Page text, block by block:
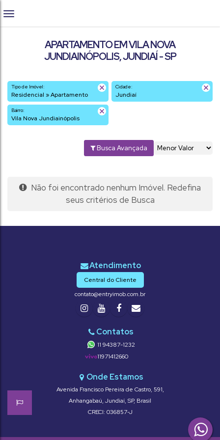
APARTAMENTO EM VILA NOVA
JUNDIAINÓPOLIS, JUNDIAÍ - SP
Tipo de Imóvel:
Residencial » Apartamento
Cidade:
Jundiaí
Bairro:
Vila Nova Jundiainópolis
Busca Avançada
Não foi encontrado nenhum Imóvel. Redefina
seus critérios de Busca
Central do Cliente
contato@entryimob.com.br
11 94387-1232
11971412660
Avenida Francisco Pereira de Castro, 591,
Anhangabaú, Jundiaí, SP, Brasil
CRECI: 036857-J